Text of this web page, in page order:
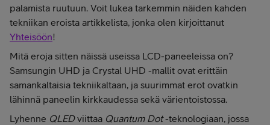
palamista ruutuun. Voit lukea tarkemmin näiden kahden
tekniikan eroista artikkelista, jonka olen kirjoittanut
Yhteisöön!
Mitä eroja sitten näissä useissa LCD-paneeleissa on?
Samsungin UHD ja Crystal UHD -mallit ovat erittäin
samankaltaisia tekniikaltaan, ja suurimmat erot ovatkin
lähinnä paneelin kirkkaudessa sekä värientoistossa.
Lyhenne QLEDviittaa Quantum Dot-teknologiaan, jossa